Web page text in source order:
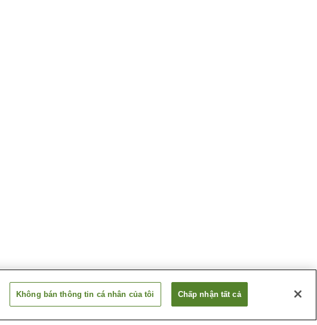
Không bán thông tin cá nhân của tôi Chấp nhận tất cả